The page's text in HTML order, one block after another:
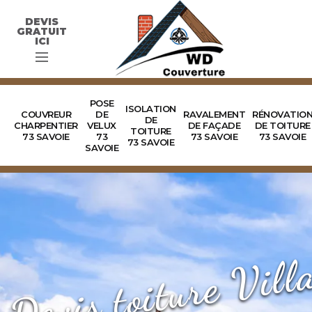
DEVIS
GRATUIT
ICI
COUVREUR
CHARPENTIER
73 SAVOIE
POSE
DE
VELUX
73
SAVOIE
ISOLATION
DE
TOITURE
73 SAVOIE
RAVALEMENT
DE FAÇADE
73 SAVOIE
RÉNOVATION
DE TOITURE
73 SAVOIE